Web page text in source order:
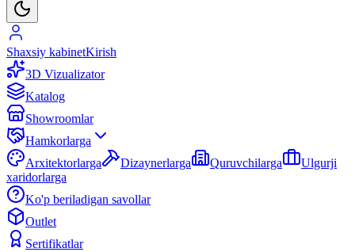
Shaxsiy kabinetKirish
3D Vizualizator
Katalog
Showroomlar
Hamkorlarga
Arxitektorlarga
Dizaynerlarga Quruvchilarga
Ulgurji
xaridorlarga
Ko'p beriladigan savollar
Outlet
Sertifikatlar